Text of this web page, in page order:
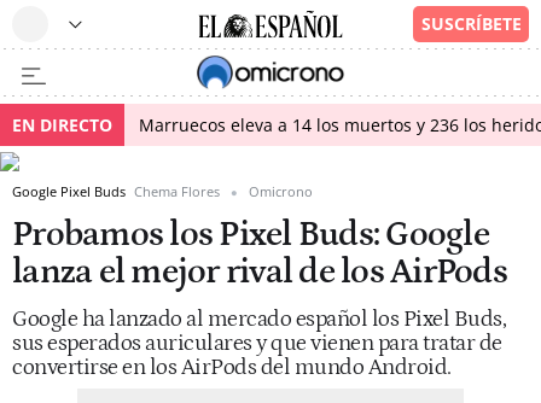
EN DIRECTO Marruecos eleva a 14 los muertos y 236 los
Google Pixel Buds Chema Flores Omicrono
Probamos los Pixel Buds: Google
lanza el mejor rival de los AirPods
Google ha lanzado al mercado español los Pixel Buds,
sus esperados auriculares y que vienen para tratar de
convertirse en los AirPods del mundo Android.